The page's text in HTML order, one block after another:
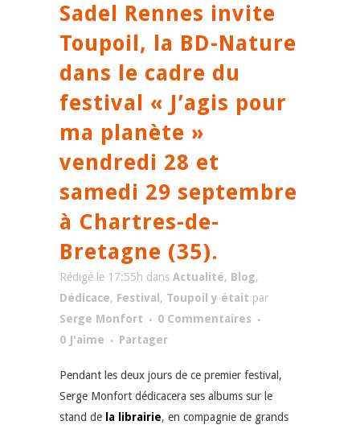
Sadel Rennes invite
Toupoil, la BD-Nature
dans le cadre du
festival « J’agis pour
ma planète »
vendredi 28 et
samedi 29 septembre
à Chartres-de-
Bretagne (35).
Rédigé le 17:55h dans Actualité, Blog,
Dédicace, Festival , Toupoil y était par
Serge Monfort
0 Commentaires
0 J'aime Partager
Pendant les deux jours de ce premier festival,
Serge Monfort dédicacera ses albums sur le
stand de la librairie, en compagnie de grands